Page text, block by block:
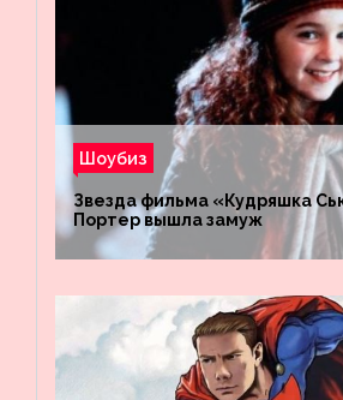
Шоубиз
Звезда фильма «Кудряшка
Портер вышла замуж